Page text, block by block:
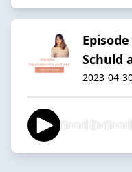
Schuld
2023-04-